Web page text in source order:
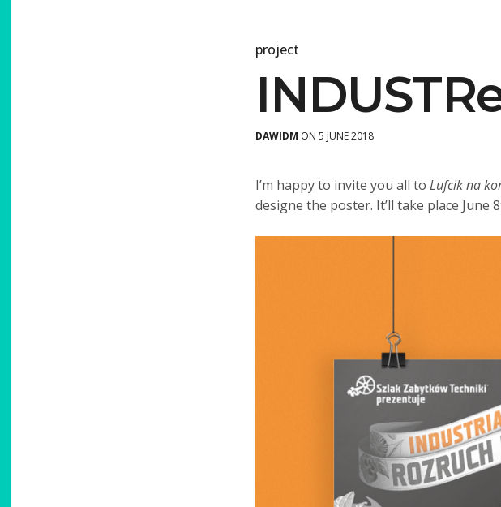
project
DAWIDM ON 5 JUNE 2018
I’m happy to invite you all toLufcik na
designe the poster. It’ll take place June